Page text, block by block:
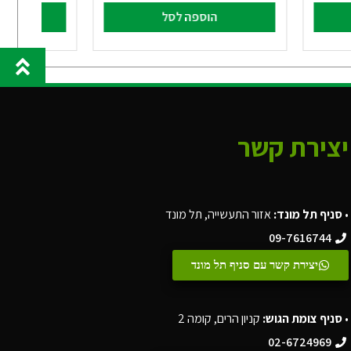
הוספה לסל
יצירת קשר
•סניף תל מונד:אזור התעשייה, תל מונד
09-7616744
יצירת קשר עם סניף תל מונד
•סניף צומת הגוש: קניון הרים, קומה 2
02-6724969